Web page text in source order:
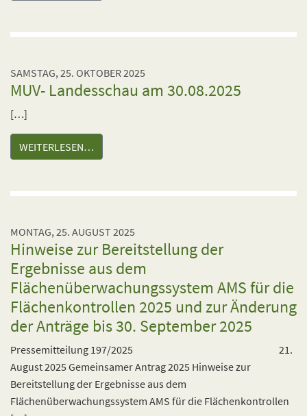
SAMSTAG, 25. OKTOBER 2025
MUV- Landesschau am 30.08.2025
[…]
WEITERLESEN…
MONTAG, 25. AUGUST 2025
Hinweise zur Bereitstellung der
Ergebnisse aus dem
Flächenüberwachungssystem AMS für die
Flächenkontrollen 2025 und zur Änderung
der Anträge bis 30. September 2025
Pressemitteilung 197/2025 21.
August 2025 Gemeinsamer Antrag 2025 Hinweise zur
Bereitstellung der Ergebnisse aus dem
Flächenüberwachungssystem AMS für die Flächenkontrollen